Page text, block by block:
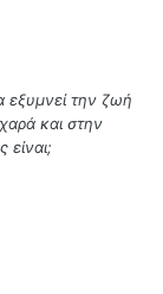
εξυμνεί την ζωή
και στην
είναι;